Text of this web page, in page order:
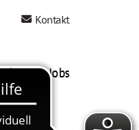
Kontakt
Mein AWO Jobs